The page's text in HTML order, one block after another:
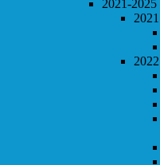
2021-2025
2021
2022